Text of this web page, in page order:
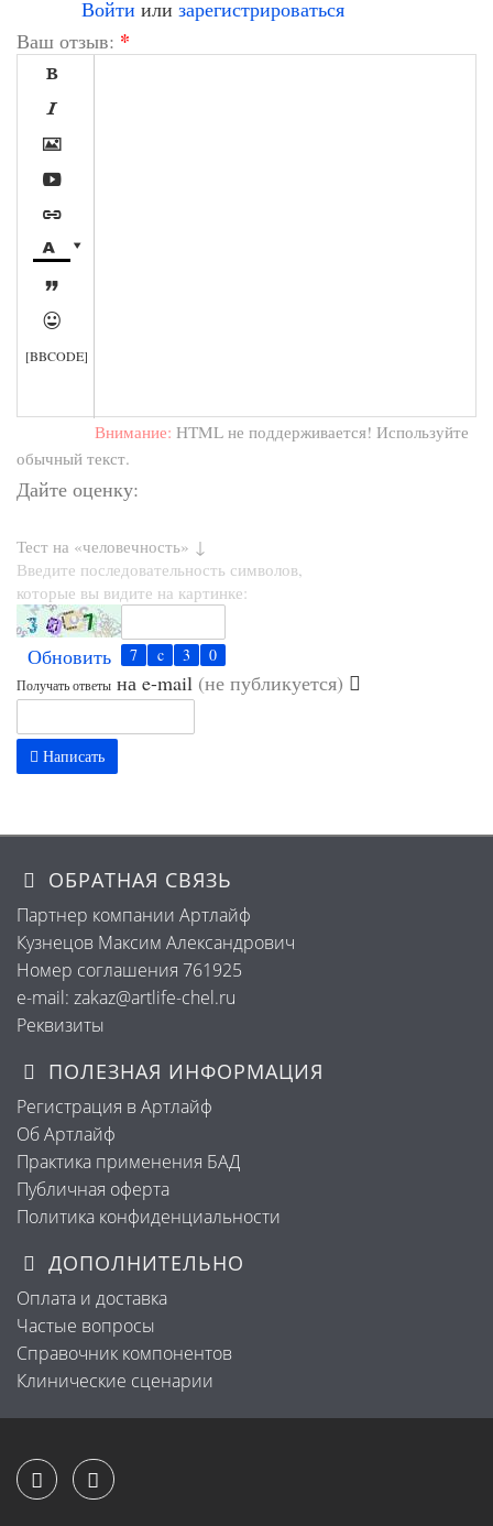
Войти или зарегистрироваться
Ваш отзыв: *









[BBCODE]
Внимание: HTML не поддерживается! Используйте
обычный текст.
Дайте оценку:
Тест на «человечность» ↓
Введите последовательность символов,
которые вы видите на картинке:
Обновить
Получать ответы на e-mail (не публикуется)
Написать
ОБРАТНАЯ СВЯЗЬ
Партнер компании Артлайф
Кузнецов Максим Александрович
Номер соглашения 761925
e-mail: zakaz@artlife-chel.ru
Реквизиты
ПОЛЕЗНАЯ ИНФОРМАЦИЯ
Регистрация в Артлайф
Об Артлайф
Практика применения БАД
Публичная оферта
Политика конфиденциальности
ДОПОЛНИТЕЛЬНО
Оплата и доставка
Частые вопросы
Справочник компонентов
Клинические сценарии